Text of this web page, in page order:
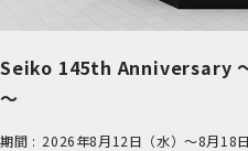
Seiko 145th Anniversary
～
期間 : 2026年8月12日（水）～8月18日